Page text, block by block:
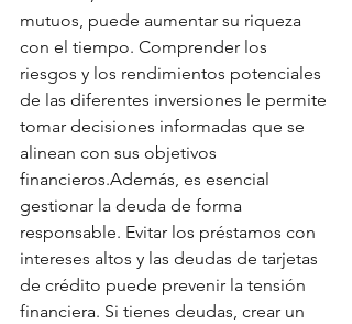
mutuos, puede aumentar su riqueza
con el tiempo. Comprender los
riesgos y los rendimientos potenciales
de las diferentes inversiones le permite
tomar decisiones informadas que se
alinean con sus objetivos
financieros.Además, es esencial
gestionar la deuda de forma
responsable. Evitar los préstamos con
intereses altos y las deudas de tarjetas
de crédito puede prevenir la tensión
financiera. Si tienes deudas, crear un